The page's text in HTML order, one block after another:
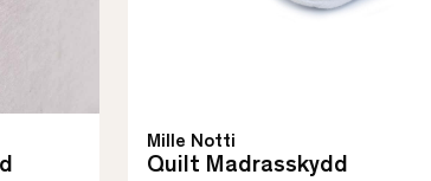
Mille Notti
Quilt Madrasskydd